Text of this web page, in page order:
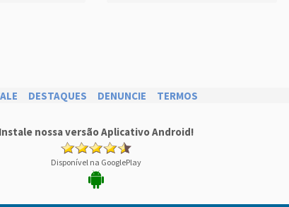
DESTAQUES DENUNCIE TERMOS
Instale nossa versão Aplicativo Android!
Disponível na GooglePlay